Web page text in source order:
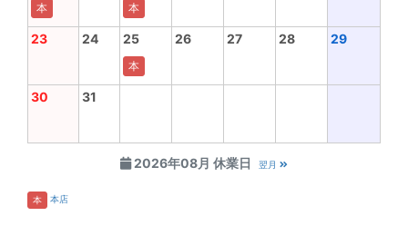
2026年08月 休業日 翌月
本 本
23 24 25
本
26 27 28 29
30 31
本 本店